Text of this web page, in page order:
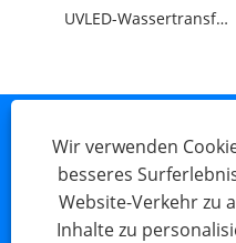
UVLED-Wassertransfer-Siebdruck-Metalltinte
Wir verwenden
besseres
Website-Verkehr zu
Inhalte zu